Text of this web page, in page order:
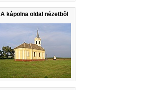
A kápolna oldal nézetből